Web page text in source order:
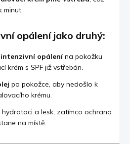
minut.
opálení jako druhý:
opálenína pokožku
krém s SPF již vstřebán.
po pokožce, aby nedošlo k
krému.
a lesk, zatímco ochrana
na místě.